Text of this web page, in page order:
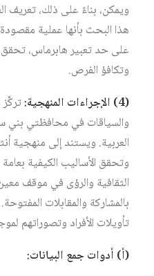
ويمكن، بناءً على ذلك، تعريف
هذا البحث بأنها عملية
على حد تعبير هابرماس، تحقق
وتكافؤ الفرص.
(4)
الإجراءات المنهجية:
والسياقات في محافظتي بني
العربية. ويستند إلى منهجية
وتحقق الأساليب الكيفية
الثقافية والرؤى في موقف
بالمشاركة والمقابلات
تأويلات الأفراد وتصوراتهم
(أ) أدواتجمع البيانات: